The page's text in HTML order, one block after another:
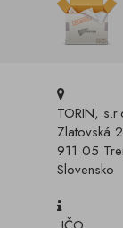
TORIN,
Zlatovská
911 05
Slovensko